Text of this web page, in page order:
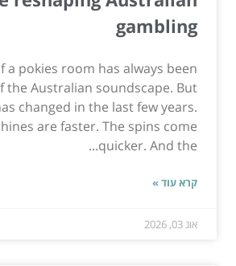
gambling
a pokies room has always been
the Australian soundscape. But
changed in the last few years.
are faster. The spins come
quicker. And the...
קרא עוד »
אוג 03, 2026